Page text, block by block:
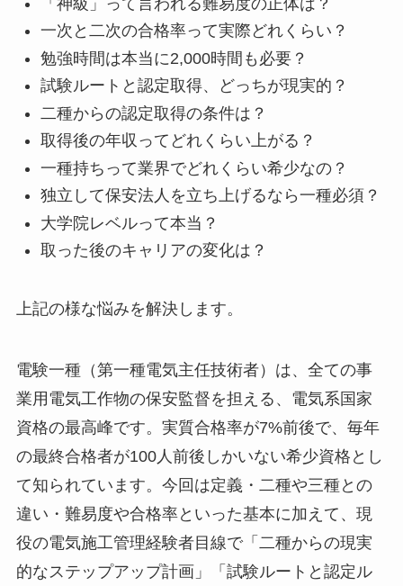
一次と二次の合格率って実際どれくらい？
勉強時間は本当に2,000時間も必要？
試験ルートと認定取得、どっちが現実的？
二種からの認定取得の条件は？
取得後の年収ってどれくらい上がる？
一種持ちって業界でどれくらい希少なの？
独立して保安法人を立ち上げるなら一種必須？
大学院レベルって本当？
取った後のキャリアの変化は？
上記の様な悩みを解決します。
電験一種（第一種電気主任技術者）は、全ての事
業用電気工作物の保安監督を担える、電気系国家
資格の最高峰です。実質合格率が7%前後で、毎年
の最終合格者が100人前後しかいない希少資格とし
て知られています。今回は定義・二種や三種との
違い・難易度や合格率といった基本に加えて、現
役の電気施工管理経験者目線で「二種からの現実
的なステップアップ計画」「試験ルートと認定ル